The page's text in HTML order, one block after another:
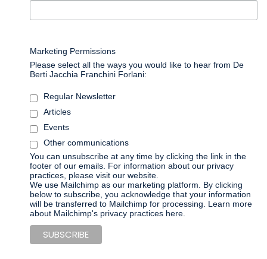
Marketing Permissions
Please select all the ways you would like to hear from De
Berti Jacchia Franchini Forlani:
Regular Newsletter
Articles
Events
Other communications
You can unsubscribe at any time by clicking the link in the
footer of our emails. For information about our privacy
practices, please visit our website.
We use Mailchimp as our marketing platform. By clicking
below to subscribe, you acknowledge that your information
will be transferred to Mailchimp for processing. Learn more
about Mailchimp's privacy practices here.